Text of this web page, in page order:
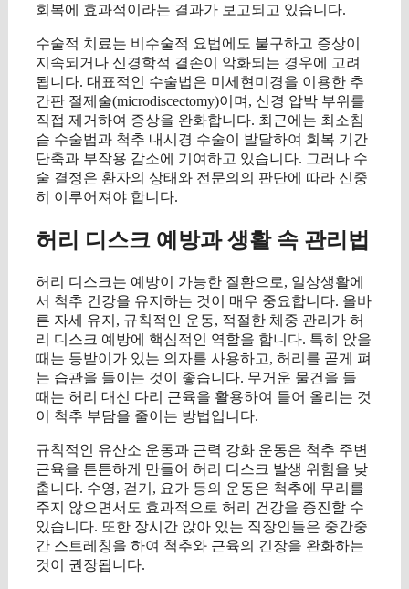
회복에 효과적이라는 결과가 보고되고 있습니다.
수술적 치료는 비수술적 요법에도 불구하고 증상이
지속되거나 신경학적 결손이 악화되는 경우에 고려
됩니다. 대표적인 수술법은 미세현미경을 이용한 추
간판 절제술(microdiscectomy)이며, 신경 압박 부위를
직접 제거하여 증상을 완화합니다. 최근에는 최소침
습 수술법과 척추 내시경 수술이 발달하여 회복 기간
단축과 부작용 감소에 기여하고 있습니다. 그러나 수
술 결정은 환자의 상태와 전문의의 판단에 따라 신중
히 이루어져야 합니다.
허리 디스크 예방과 생활 속 관리법
허리 디스크는 예방이 가능한 질환으로, 일상생활에
서 척추 건강을 유지하는 것이 매우 중요합니다. 올바
른 자세 유지, 규칙적인 운동, 적절한 체중 관리가 허
리 디스크 예방에 핵심적인 역할을 합니다. 특히 앉을
때는 등받이가 있는 의자를 사용하고, 허리를 곧게 펴
는 습관을 들이는 것이 좋습니다. 무거운 물건을 들
때는 허리 대신 다리 근육을 활용하여 들어 올리는 것
이 척추 부담을 줄이는 방법입니다.
규칙적인 유산소 운동과 근력 강화 운동은 척추 주변
근육을 튼튼하게 만들어 허리 디스크 발생 위험을 낮
춥니다. 수영, 걷기, 요가 등의 운동은 척추에 무리를
주지 않으면서도 효과적으로 허리 건강을 증진할 수
있습니다. 또한 장시간 앉아 있는 직장인들은 중간중
간 스트레칭을 하여 척추와 근육의 긴장을 완화하는
것이 권장됩니다.